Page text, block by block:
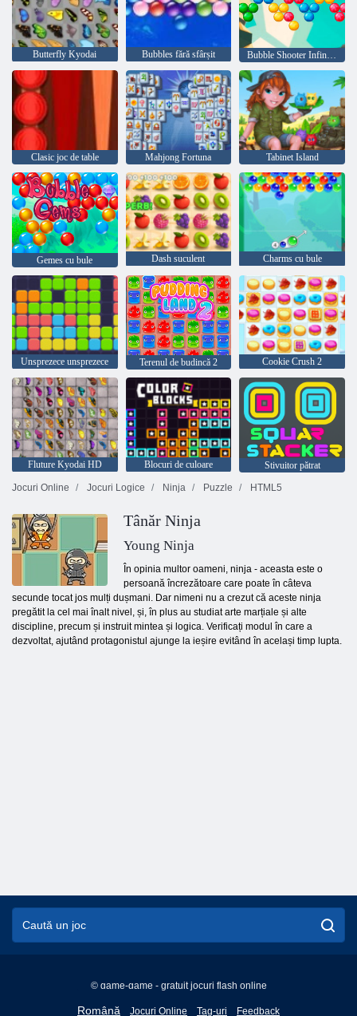
Butterfly Kyodai Bubbles fără sfârșit Bubble Shooter Infinitului
Clasic joc de table Mahjong Fortuna Tabinet Island
Gemes cu bule Dash suculent Charms cu bule
Unsprezece unsprezece Terenul de budincă 2 Cookie Crush 2
Fluture Kyodai HD Blocuri de culoare
Stivuitor pătrat
Jocuri Online
Jocuri Logice Ninja Puzzle HTML5
Tânăr Ninja
Young Ninja
În opinia multor oameni, ninja - aceasta este o
persoană încrezătoare care poate în câteva
secunde tocat jos mulți dușmani. Dar nimeni nu a crezut că aceste ninja
pregătit la cel mai înalt nivel, și, în plus au studiat arte marțiale și alte
discipline, precum și instruit mintea și logica. Verificați modul în care a
dezvoltat, ajutând protagonistul ajunge la ieșire evitând în același timp lupta.
© game-game - gratuit jocuri flash online
Română
English
Jocuri Online Tag-uri Feedback